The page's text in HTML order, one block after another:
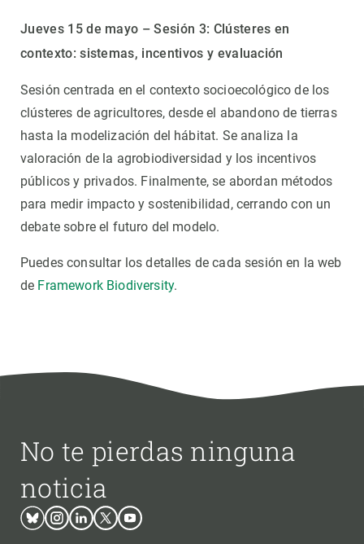
Jueves 15 de mayo – Sesión 3: Clústeres en
contexto: sistemas, incentivos y evaluación
Sesión centrada en el contexto socioecológico de los
clústeres de agricultores, desde el abandono de tierras
hasta la modelización del hábitat. Se analiza la
valoración de la agrobiodiversidad y los incentivos
públicos y privados. Finalmente, se abordan métodos
para medir impacto y sostenibilidad, cerrando con un
debate sobre el futuro del modelo.
Puedes consultar los detalles de cada sesión en la web
de Framework Biodiversity.
No te pierdas ninguna
noticia
BlueskyInstagram
LinkedinTwitterYoutube